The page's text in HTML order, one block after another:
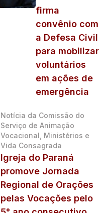
firma
convênio com
a Defesa Civil
para mobilizar
voluntários
em ações de
emergência
Notícia da Comissão do
Serviço de Animação
Vocacional, Ministérios e
Vida Consagrada
Igreja do Paraná
promove Jornada
Regional de Orações
pelas Vocações pelo